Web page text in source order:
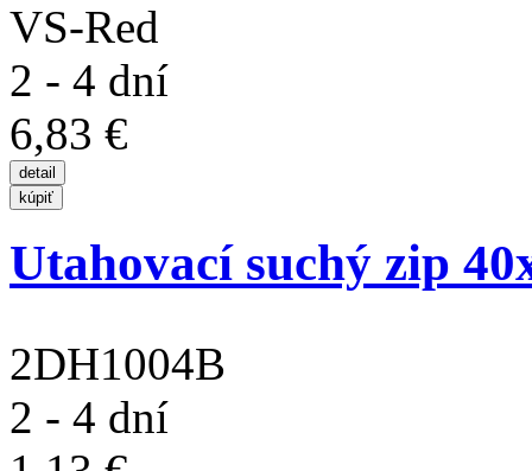
VS-Red
2 - 4 dní
6,83 €
Utahovací suchý zip
2DH1004B
2 - 4 dní